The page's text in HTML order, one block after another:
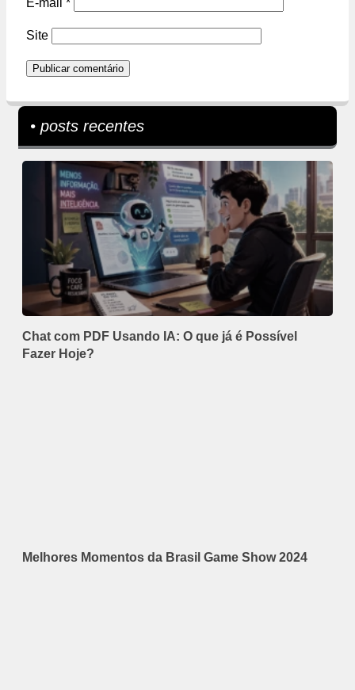
E-mail *
Site
• posts recentes
Chat com PDF Usando IA: O que já é Possível
Fazer Hoje?
Melhores Momentos da Brasil Game Show 2024